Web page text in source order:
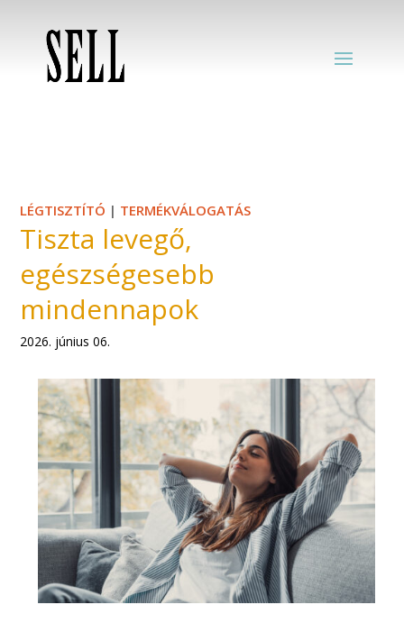
LÉGTISZTÍTÓ | TERMÉKVÁLOGATÁS
Tiszta levegő,
egészségesebb
mindennapok
2026. június 06.